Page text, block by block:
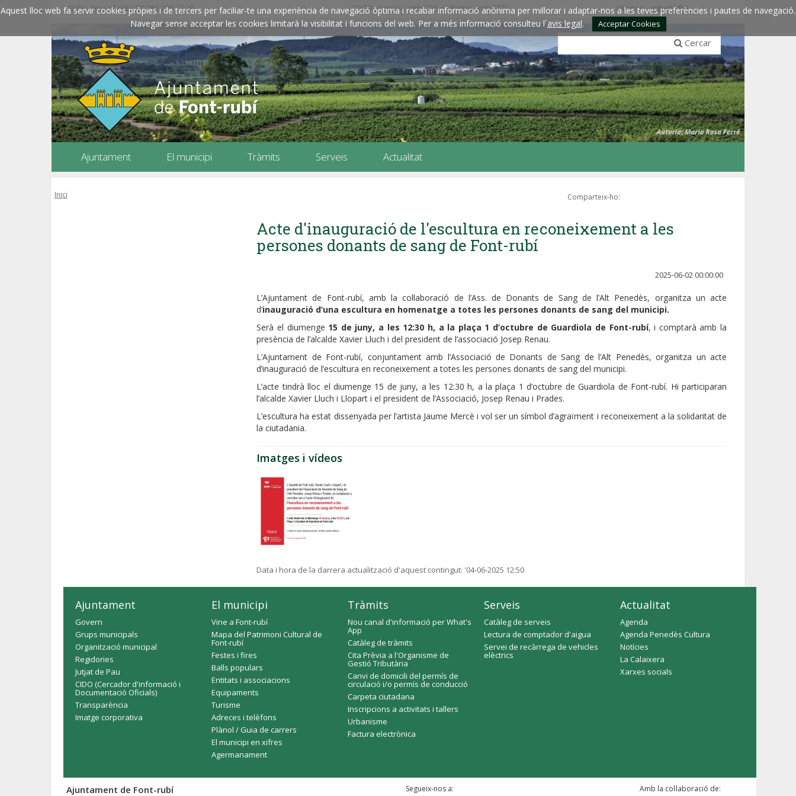
Aquest lloc web fa servir cookies pròpies i de tercers per faciliar-te una experiència de navegació òptima i recabar informació anònima per millorar i adaptar-nos a les teves preferències i pautes de navegació.
Navegar sense acceptar les cookies limitarà la visibilitat i funcions del web. Per a més informació consulteu l´avis legal. Acceptar Cookies
Data i hora oficials: 07/08/2026 22:39 ZOOM: Amplieu amb CTRL+ / Reduïu amb CTRL- Idiomes:esp engfra
Cercar
Ajuntament El municipi Tràmits Serveis Actualitat
Inici Comparteix-ho:
Acte d'inauguració de l'escultura en reconeixement a les
persones donants de sang de Font-rubí
2025-06-02 00:00:00
L’Ajuntament de Font-rubí, amb la col·laboració de l’Ass. de Donants de Sang de l’Alt Penedès, organitza un acte
d’inauguració d’una escultura en homenatge a totes les persones donants de sang del municipi.
Serà el diumenge 15 de juny, a les 12:30 h, a la plaça 1 d’octubre de Guardiola de Font-rubí, i comptarà amb la
presència de l’alcalde Xavier Lluch i del president de l’associació Josep Renau.
L’Ajuntament de Font-rubí, conjuntament amb l’Associació de Donants de Sang de l’Alt Penedès, organitza un acte
d’inauguració de l’escultura en reconeixement a totes les persones donants de sang del municipi.
L’acte tindrà lloc el diumenge 15 de juny, a les 12:30 h, a la plaça 1 d’octubre de Guardiola de Font-rubí. Hi participaran
l’alcalde Xavier Lluch i Llopart i el president de l’Associació, Josep Renau i Prades.
L’escultura ha estat dissenyada per l’artista Jaume Mercè i vol ser un símbol d’agraïment i reconeixement a la solidaritat de
la ciutadania.
Imatges i vídeos
Data i hora de la darrera actualització d'aquest contingut: '04-06-2025 12:50
Ajuntament
Govern
Grups municipals
Organització municipal
Regidories
Jutjat de Pau
CIDO (Cercador d'informació i
Documentació Oficials)
Transparència
Imatge corporativa
El municipi
Vine a Font-rubí
Mapa del Patrimoni Cultural de
Font-rubí
Festes i fires
Balls populars
Entitats i associacions
Equipaments
Turisme
Adreces i telèfons
Plànol / Guia de carrers
El municipi en xifres
Agermanament
Tràmits
Nou canal d'informació per What's
App
Catàleg de tràmits
Cita Prèvia a l'Organisme de
Gestió Tributària
Canvi de domicili del permís de
circulació i/o permís de conducció
Carpeta ciutadana
Inscripcions a activitats i tallers
Urbanisme
Factura electrònica
Serveis
Catàleg de serveis
Lectura de comptador d'aigua
Servei de recàrrega de vehicles
elèctrics
Actualitat
Agenda
Agenda Penedès Cultura
Notícies
La Calaixera
Xarxes socials
Ajuntament de Font-rubí Segueix-nos a: Amb la col·laboració de: